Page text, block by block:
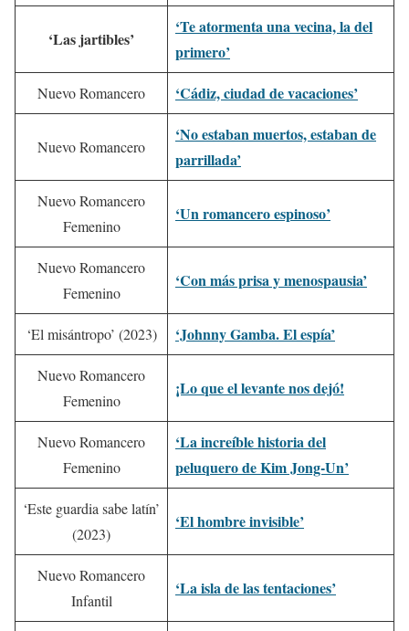
‘Las jartibles’
‘Te atormenta una vecina, la del
primero’
Nuevo Romancero ‘Cádiz, ciudad de vacaciones’
Nuevo Romancero
‘No estaban muertos, estaban de
parrillada’
Nuevo Romancero
Femenino
‘Un romancero espinoso’
Nuevo Romancero
Femenino
‘Con más prisa y menospausia’
‘El misántropo’ (2023) ‘Johnny Gamba. El espía’
Nuevo Romancero
Femenino
¡Lo que el levante nos dejó!
Nuevo Romancero
Femenino
‘La increíble historia del
peluquero de Kim Jong-Un’
‘Este guardia sabe latín’
(2023)
‘El hombre invisible’
Nuevo Romancero
Infantil
‘La isla de las tentaciones’